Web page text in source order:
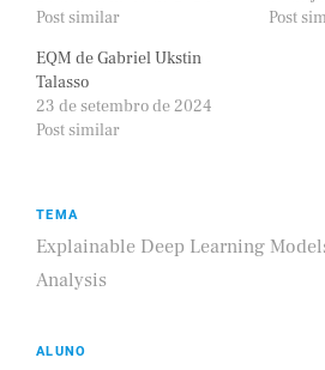
Post similar
Post
EQM de Gabriel Ukstin
Talasso
23 de setembro de 2024
Post similar
TEMA
Explainable Deep Learning
Analysis
ALUNO